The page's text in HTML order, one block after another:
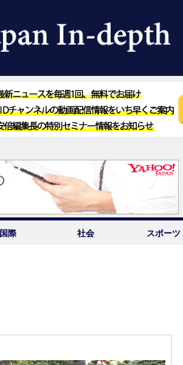
国際 社会 スポーツ